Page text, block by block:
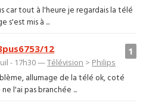
car tout à l'heure je regardais la télé
s'est mis à ...
1
12
- 17h30 —Télévision > Philips
allumage de la télé ok, coté
l'ai pas branchée ...